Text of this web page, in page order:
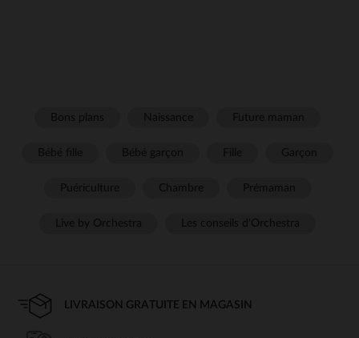
LIVRAISON GRATUITE EN MAGASIN